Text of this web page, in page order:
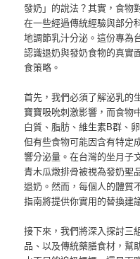
發奶」的說法？其實，食物
在一些經過傳統經驗與部分
地調節乳汁分泌。這份專為
認識退奶與發奶食物的真實
食策略。
首先，我們必須了解泌乳的
寶寶吸吮刺激影響，而食物
白質、脂肪、維生素B群、
但有些食物可能因含有特定
響分泌量。在台灣的坐月子
青木瓜燉排骨被視為發奶聖
退奶。然而，每個人的體質
指南將提供你實用的替換建
接下來，我們將深入探討三
品、以及傳統藥膳食材，幫